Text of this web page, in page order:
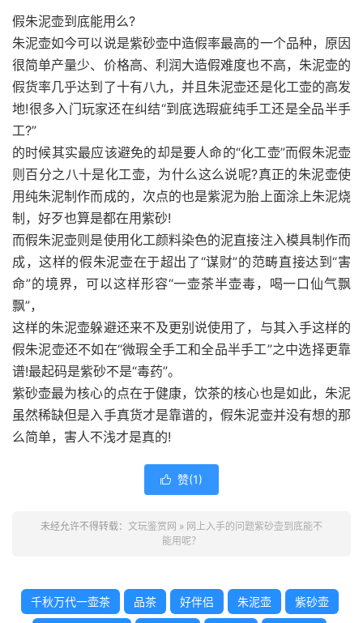
假朱泥壶到底能用么?
朱泥壶如今可以说是紫砂壶中造假率最高的一个品种，原因
很简单产量少、价格高、利润大造假难度也不高，朱泥壶的
假货率几乎达到了十有八九，并且朱泥壶还是化工壶的高发
地!很多入门玩家还在纠结“到底选瑕疵纯手工还是全品半手
工?”
的时候其实最应该避免的却是要人命的“化工壶”而假朱泥壶
则百分之八十是化工壶，为什么这么说呢?真正的朱泥壶使
用纯朱泥制作而成的，次点的也是紫泥为胎上面涂上朱泥烧
制，好歹也算是都在用紫砂!
而假朱泥壶则是使用化工颜料染色的泥直接注入模具制作而
成，这样的假朱泥壶在于超出了“谋财”的范畴直接达到“害
命”的境界，可以这样形容“一壶茶半壶毒，喝一口仙气飘
飘”，
这样的朱泥壶躲避还来不及更别说使用了，与其入手这样的
假朱泥壶还不如在“微瑕全手工和全品半手工”之中选择更靠
谱!最起码是紫砂不是“毒药”。
紫砂壶最为核心的点在于健康，饮茶的核心也是如此，朱泥
虽然稀缺但是入手真货才是靠谱的，假朱泥壶并没有想的那
么简单，害人不浅才是真的!
 赞(1)
未经允许不得转载： 文玩鉴赏网 » 网上入手的问题紫砂壶到底能不
能用呢？
千秋万代一壶茶 品茶 好伴侣 朱泥壶 紫砂壶